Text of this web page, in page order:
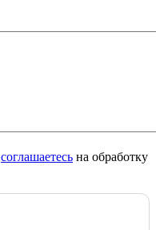
соглашаетесь на обработку